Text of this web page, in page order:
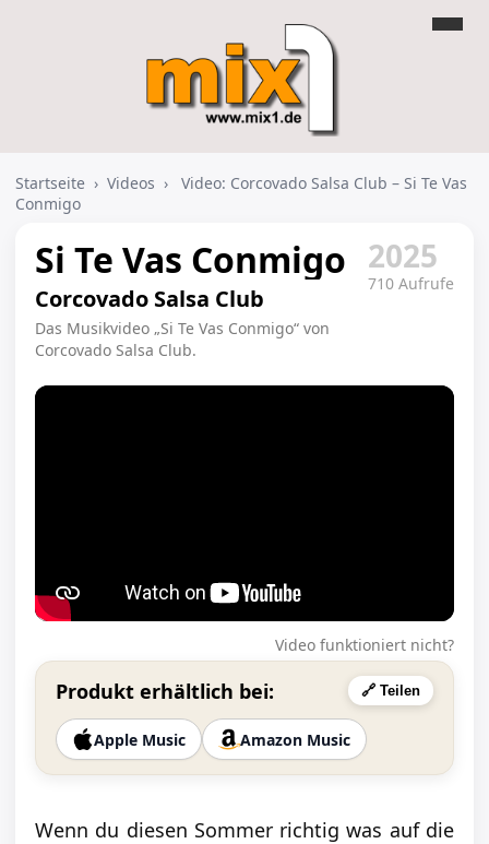
Startseite › Videos ›
Video: Corcovado Salsa Club – Si Te Vas
Conmigo
Si Te Vas Conmigo
Corcovado Salsa Club
Das Musikvideo „Si Te Vas Conmigo“ von
Corcovado Salsa Club.
2025
710 Aufrufe
Video funktioniert nicht?
Produkt erhältlich bei: 🔗 Teilen
Apple Music Amazon Music
Wenn du diesen Sommer richtig was auf die